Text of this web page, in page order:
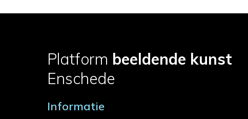
Platform beeldende kunst
Enschede
Informatie